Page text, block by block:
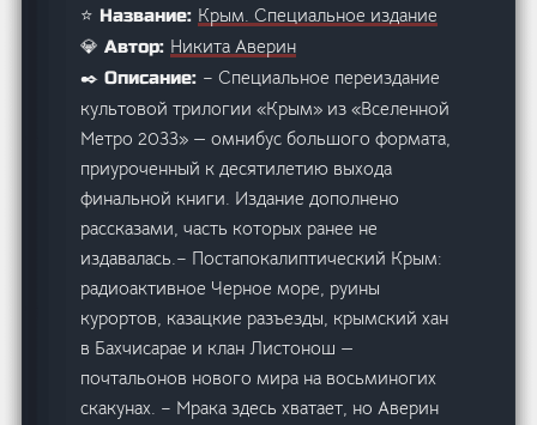
⭐ Название: Крым. Специальное издание
💎 Автор: Никита Аверин
✒️ Описание: – Специальное переиздание
культовой трилогии «Крым» из «Вселенной
Метро 2033» — омнибус большого формата,
приуроченный к десятилетию выхода
финальной книги. Издание дополнено
рассказами, часть которых ранее не
издавалась.– Постапокалиптический Крым:
радиоактивное Черное море, руины
курортов, казацкие разъезды, крымский хан
в Бахчисарае и клан Листонош —
почтальонов нового мира на восьминогих
скакунах. – Мрака здесь хватает, но Аверин